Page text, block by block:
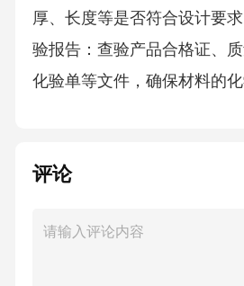
厚、长度等是否符合设计要
验报告：查验产品合格证、
化验单等文件，确保材料的
能。光谱分析：对重要部位的
止错用材料。2.2材料存放场
评论